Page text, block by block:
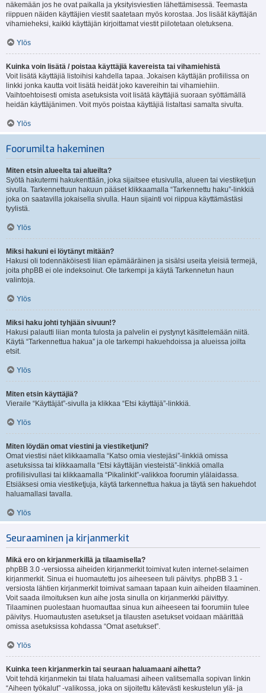
näkemään jos he ovat paikalla ja yksityisviestien lähettämisessä. Teemasta
riippuen näiden käyttäjien viestit saatetaan myös korostaa. Jos lisäät käyttäjän
vihamieheksi, kaikki käyttäjän kirjoittamat viestit piilotetaan oletuksena.
Ylös
Kuinka voin lisätä / poistaa käyttäjiä kavereista tai vihamiehistä
Voit lisätä käyttäjiä listoihisi kahdella tapaa. Jokaisen käyttäjän profiilissa on
linkki jonka kautta voit lisätä heidät joko kavereihin tai vihamiehiin.
Vaihtoehtoisesti omista asetuksista voit lisätä käyttäjiä suoraan syöttämällä
heidän käyttäjänimen. Voit myös poistaa käyttäjiä listaltasi samalta sivulta.
Ylös
Foorumilta hakeminen
Miten etsin alueelta tai alueilta?
Syötä hakutermi hakukenttään, joka sijaitsee etusivulla, alueen tai viestiketjun
sivulla. Tarkennettuun hakuun pääset klikkaamalla “Tarkennettu haku”-linkkiä
joka on saatavilla jokaisella sivulla. Haun sijainti voi riippua käyttämästäsi
tyylistä.
Ylös
Miksi hakuni ei löytänyt mitään?
Hakusi oli todennäköisesti liian epämääräinen ja sisälsi useita yleisiä termejä,
joita phpBB ei ole indeksoinut. Ole tarkempi ja käytä Tarkennetun haun
valintoja.
Ylös
Miksi haku johti tyhjään sivuun!?
Hakusi palautti liian monta tulosta ja palvelin ei pystynyt käsittelemään niitä.
Käytä “Tarkennettua hakua” ja ole tarkempi hakuehdoissa ja alueissa joilta
etsit.
Ylös
Miten etsin käyttäjiä?
Vieraile “Käyttäjät”-sivulla ja klikkaa “Etsi käyttäjä”-linkkiä.
Ylös
Miten löydän omat viestini ja viestiketjuni?
Omat viestisi näet klikkaamalla “Katso omia viestejäsi”-linkkiä omissa
asetuksissa tai klikkaamalla “Etsi käyttäjän viesteistä”-linkkiä omalla
profiilisivullasi tai klikkaamalla “Pikalinkit”-valikkoa foorumin ylälaidassa.
Etsiäksesi omia viestiketjuja, käytä tarkennettua hakua ja täytä sen hakuehdot
haluamallasi tavalla.
Ylös
Seuraaminen ja kirjanmerkit
Mikä ero on kirjanmerkillä ja tilaamisella?
phpBB 3.0 -versiossa aiheiden kirjanmerkit toimivat kuten internet-selaimen
kirjanmerkit. Sinua ei huomautettu jos aiheeseen tuli päivitys. phpBB 3.1 -
versiosta lähtien kirjanmerkit toimivat samaan tapaan kuin aiheiden tilaaminen.
Voit saada ilmoituksen kun aihe josta sinulla on kirjanmerkki päivittyy.
Tilaaminen puolestaan huomauttaa sinua kun aiheeseen tai foorumiin tulee
päivitys. Huomautusten asetukset ja tilausten asetukset voidaan määrittää
omissa asetuksissa kohdassa “Omat asetukset”.
Ylös
Kuinka teen kirjanmerkin tai seuraan haluamaani aihetta?
Voit tehdä kirjanmekin tai tilata haluamasi aiheen valitsemalla sopivan linkin
“Aiheen työkalut” -valikossa, joka on sijoitettu kätevästi keskustelun ylä- ja